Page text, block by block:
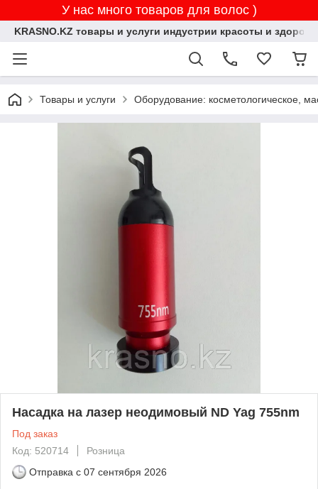
У нас много товаров для волос )
KRASNO.KZ товары и услуги индустрии красоты и
Товары и услуги Оборудование: косметологическое,
Насадка на лазер неодимовый ND Yag 755nm
Под заказ
Код: 520714
Розница
Отправка с 07 сентября 2026